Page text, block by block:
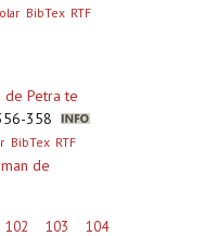
BibTex RTF
de Petra te
358
BibTex RTF
de
102 103
104